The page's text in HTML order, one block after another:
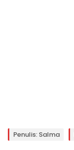
Penulis: Salma